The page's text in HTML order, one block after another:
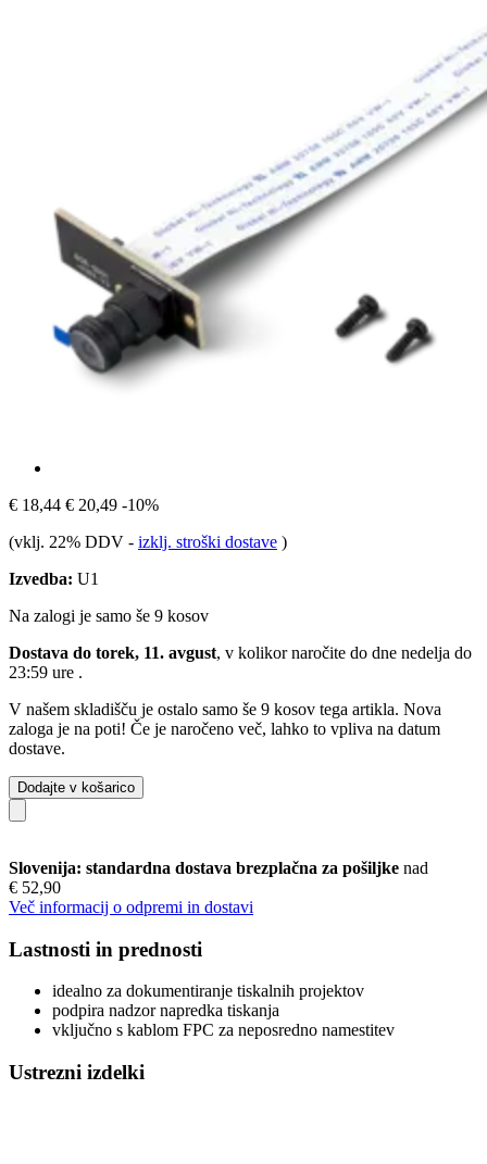
€ 18,44 € 20,49 -10%
(vklj. 22% DDV - izklj. stroški dostave )
Izvedba: U1
Na zalogi je samo še 9 kosov
Dostava do torek, 11. avgust, v kolikor naročite do dne nedelja do
23:59 ure .
V našem skladišču je ostalo samo še 9 kosov tega artikla. Nova
zaloga je na poti! Če je naročeno več, lahko to vpliva na datum
dostave.
Dodajte v košarico
Slovenija: standardna dostava brezplačna za pošiljke nad
€ 52,90
Več informacij o odpremi in dostavi
Lastnosti in prednosti
idealno za dokumentiranje tiskalnih projektov
podpira nadzor napredka tiskanja
vključno s kablom FPC za neposredno namestitev
Ustrezni izdelki